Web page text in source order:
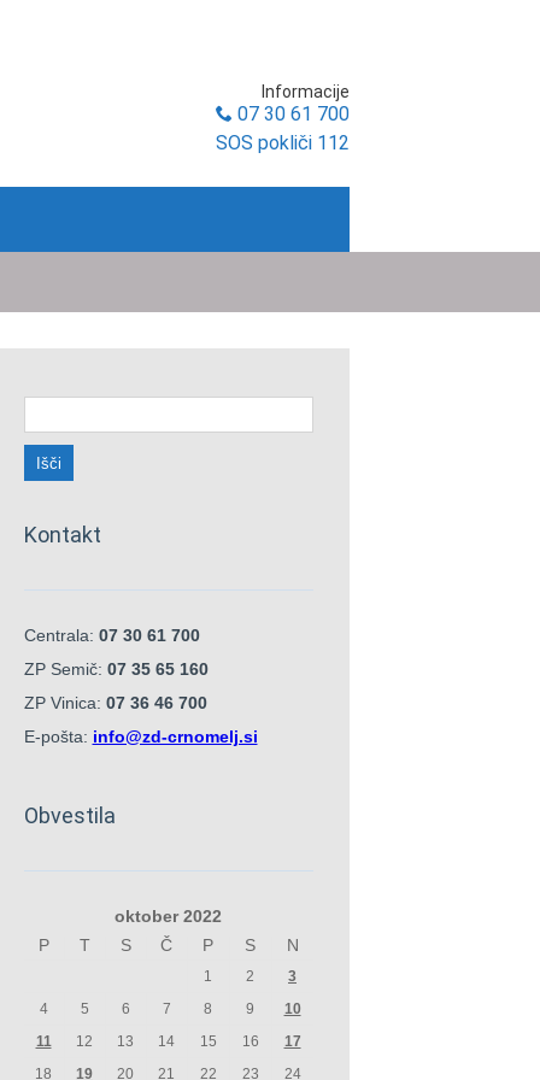
Informacije
07 30 61 700
SOS pokliči 112
Kontakt
Centrala: 07 30 61 700
ZP Semič: 07 35 65 160
ZP Vinica: 07 36 46 700
E-pošta: info@zd-crnomelj.si
Obvestila
oktober 2022
P
T S Č P S N
1 2
3
4
5 6 7 8 9
10
11
12 13 14 15 16
17
18
19 20 21 22 23
24